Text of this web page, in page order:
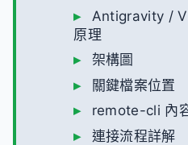
Antigravity /
原理
架構圖
關鍵檔案位置
remote-cli 內
連接流程詳解